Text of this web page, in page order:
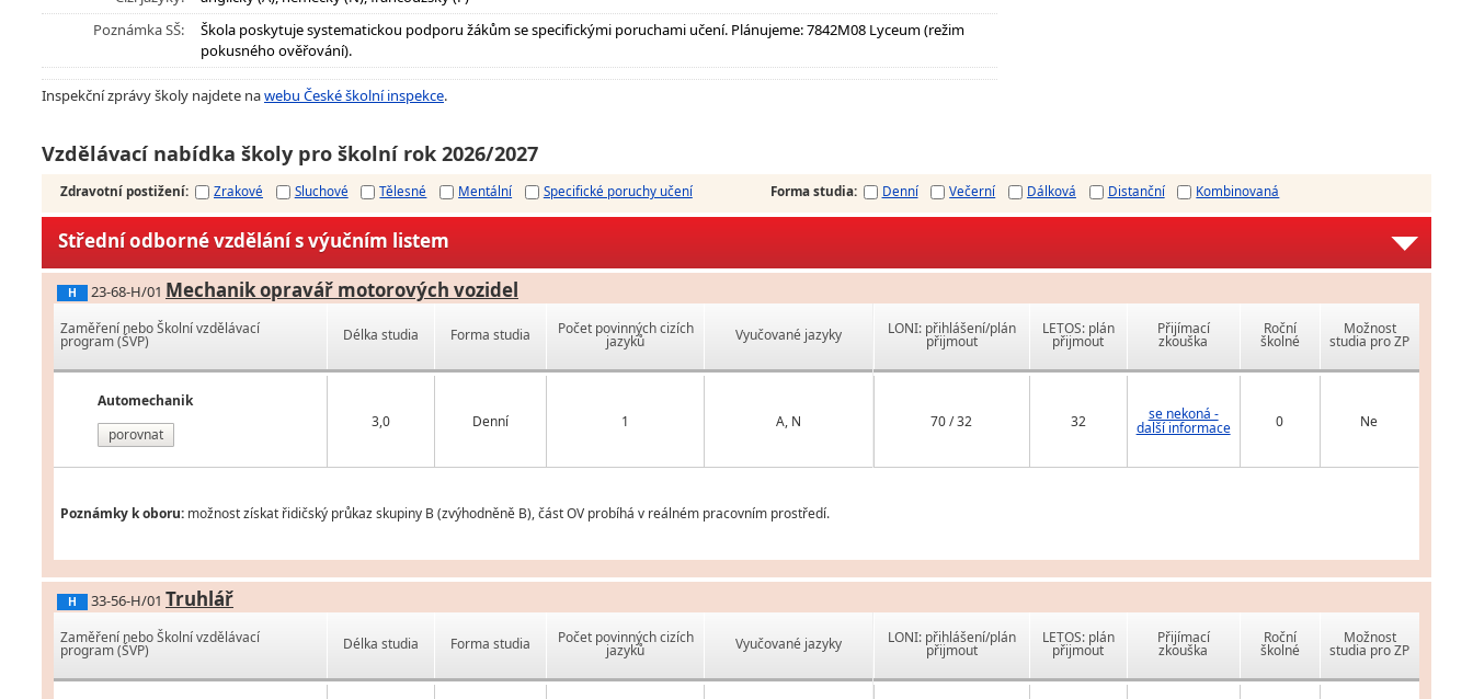
Poznámka SŠ:
Škola poskytuje systematickou podporu žákům se specifickými poruchami učení. Plánujeme: 7842M08 Lyceum (režim
pokusného ověřování).
Inspekční zprávy školy najdete nawebu České školní inspekce.
Vzdělávací nabídka školy pro školní rok 2026/2027
Zdravotní postižení: Zrakové Sluchové Tělesné Mentální Specifické poruchy učení Forma studia: Denní Večerní Dálková Distanční Kombinovaná
Střední odborné vzdělání s výučním listem
H 23-68-H/01 Mechanik opravář motorových vozidel
Zaměření nebo Školní vzdělávací
program (ŠVP)
Automechanik
porovnat
Délka studia Forma studia Počet povinných cizích
jazyků Vyučované jazyky
3,0 Denní 1 A, N
LONI: přihlášení/plán
přijmout
LETOS: plán
přijmout
Přijímací
zkouška
Roční
školné
Možnost
studia pro ZP
70 / 32 32 se nekoná -
další informace 0 Ne
Poznámky k oboru: možnost získat řidičský průkaz skupiny B (zvýhodněně B), část OV probíhá v reálném pracovním prostředí.
H 33-56-H/01 Truhlář
Zaměření nebo Školní vzdělávací
program (ŠVP) Délka studia Forma studia Počet povinných cizích
jazyků Vyučované jazyky LONI: přihlášení/plán
přijmout
LETOS: plán
přijmout
Přijímací
zkouška
Roční
školné
Možnost
studia pro ZP